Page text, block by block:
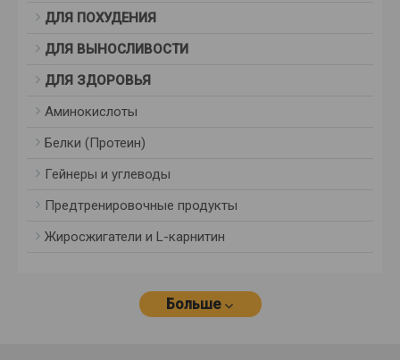
ДЛЯ ПОХУДЕНИЯ
ДЛЯ ВЫНОСЛИВОСТИ
ДЛЯ ЗДОРОВЬЯ
Аминокислоты
Белки (Протеин)
Гейнеры и углеводы
Предтренировочные продукты
Жиросжигатели и L-карнитин
Больше